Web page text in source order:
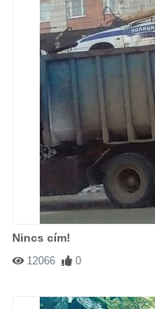
Nincs cím!
12066 0